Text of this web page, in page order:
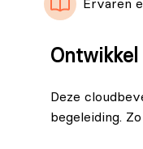
Ervaren
Deze
begeleiding.